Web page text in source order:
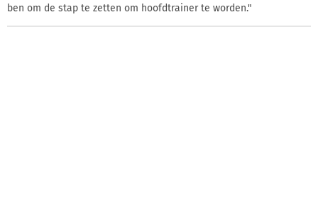
ben om de stap te zetten om hoofdtrainer te worden."